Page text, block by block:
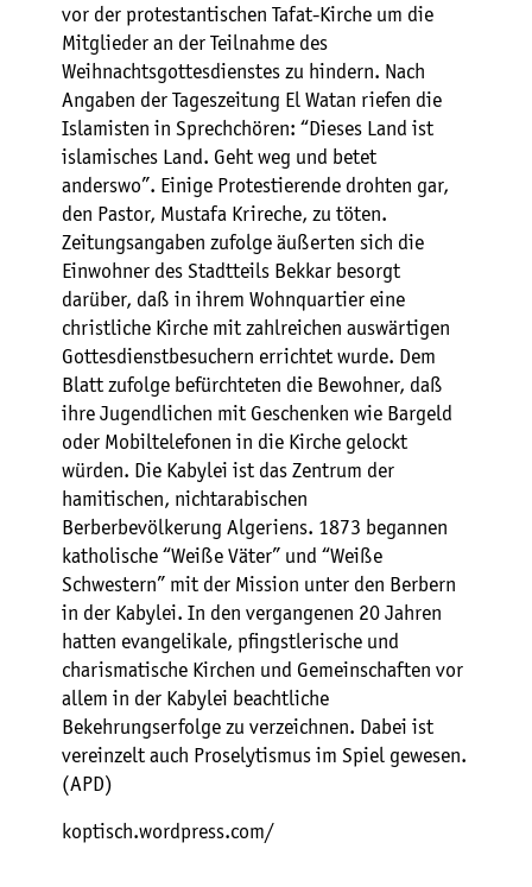
vor der protestantischen Tafat-Kirche um die
Mitglieder an der Teilnahme des
Weihnachtsgottesdienstes zu hindern. Nach
Angaben der Tageszeitung El Watan riefen die
Islamisten in Sprechchören: “Dieses Land ist
islamisches Land. Geht weg und betet
anderswo”. Einige Protestierende drohten gar,
den Pastor, Mustafa Krireche, zu töten.
Zeitungsangaben zufolge äußerten sich die
Einwohner des Stadtteils Bekkar besorgt
darüber, daß in ihrem Wohnquartier eine
christliche Kirche mit zahlreichen auswärtigen
Gottesdienstbesuchern errichtet wurde. Dem
Blatt zufolge befürchteten die Bewohner, daß
ihre Jugendlichen mit Geschenken wie Bargeld
oder Mobiltelefonen in die Kirche gelockt
würden. Die Kabylei ist das Zentrum der
hamitischen, nichtarabischen
Berberbevölkerung Algeriens. 1873 begannen
katholische “Weiße Väter” und “Weiße
Schwestern” mit der Mission unter den Berbern
in der Kabylei. In den vergangenen 20 Jahren
hatten evangelikale, pfingstlerische und
charismatische Kirchen und Gemeinschaften vor
allem in der Kabylei beachtliche
Bekehrungserfolge zu verzeichnen. Dabei ist
vereinzelt auch Proselytismus im Spiel gewesen.
(APD)
koptisch.wordpress.com/